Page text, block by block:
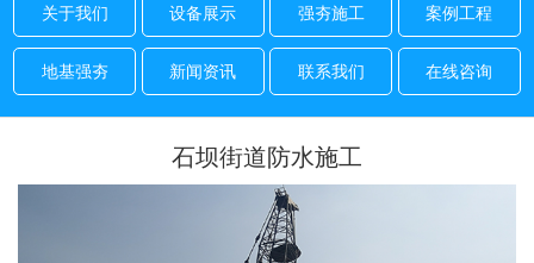
关于我们 设备展示 强夯施工 案例工程
地基强夯 新闻资讯 联系我们 在线咨询
石坝街道防水施工